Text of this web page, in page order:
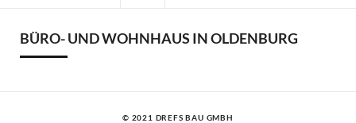
BÜRO- UND WOHNHAUS IN OLDENBURG
© 2021 DREFS BAU GMBH